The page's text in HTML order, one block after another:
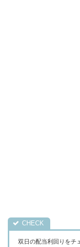
双日の配当利回りをチ